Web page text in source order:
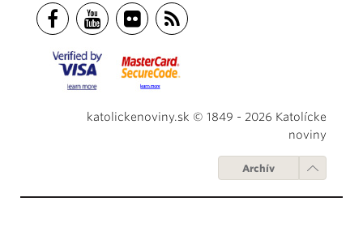
katolickenoviny.sk © 1849 - 2026 Katolícke
noviny
Archív